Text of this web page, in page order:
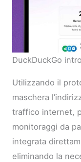
DuckDuckGo
Utilizzando il
maschera
traffico internet,
monitoraggi da
integrata
eliminando la